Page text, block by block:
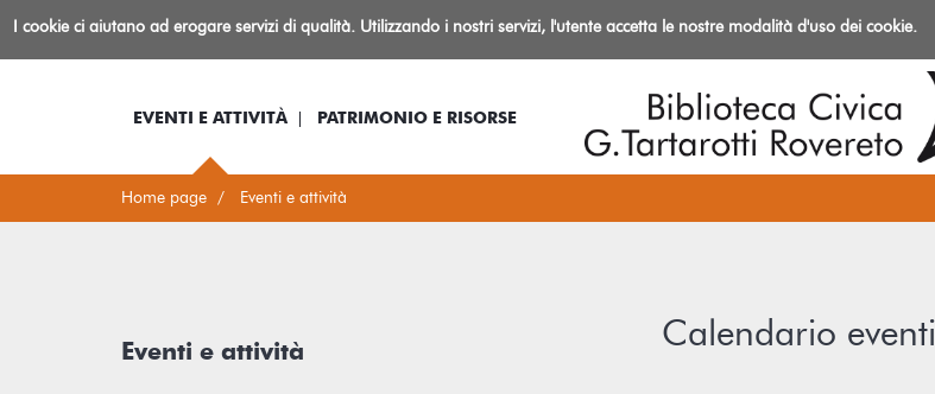
BibliotecaIo sono... Log-in Informazioni
EVENTI E ATTIVITÀ PATRIMONIO E RISORSE
Home page Eventi e attività
Calendario eventi
Eventi e attività
I cookie ci aiutano ad erogare servizi di qualità. Utilizzando i nostri servizi, l'utente accetta le nostre modalità d'uso dei cookie.